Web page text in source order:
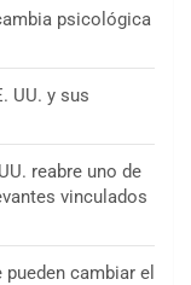
psicológica
UU. y sus
reabre uno de
vinculados
cambiar el